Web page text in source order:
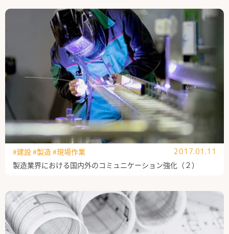
製造業界における国内外のコミュニケーション強化（２）
#建設#製造#現場作業 2017.01.11